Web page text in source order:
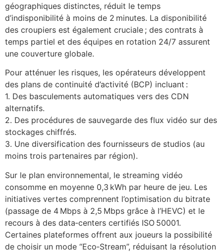
géographiques distinctes, réduit le temps
d’indisponibilité à moins de 2 minutes. La disponibilité
des croupiers est également cruciale ; des contrats à
temps partiel et des équipes en rotation 24/7 assurent
une couverture globale.
Pour atténuer les risques, les opérateurs développent
des plans de continuité d’activité (BCP) incluant :
1. Des basculements automatiques vers des CDN
alternatifs.
2. Des procédures de sauvegarde des flux vidéo sur des
stockages chiffrés.
3. Une diversification des fournisseurs de studios (au
moins trois partenaires par région).
Sur le plan environnemental, le streaming vidéo
consomme en moyenne 0,3 kWh par heure de jeu. Les
initiatives vertes comprennent l’optimisation du bitrate
(passage de 4 Mbps à 2,5 Mbps grâce à l’HEVC) et le
recours à des data‑centers certifiés ISO 50001.
Certaines plateformes offrent aux joueurs la possibilité
de choisir un mode “Eco‑Stream”, réduisant la résolution